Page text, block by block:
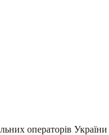
операторів України